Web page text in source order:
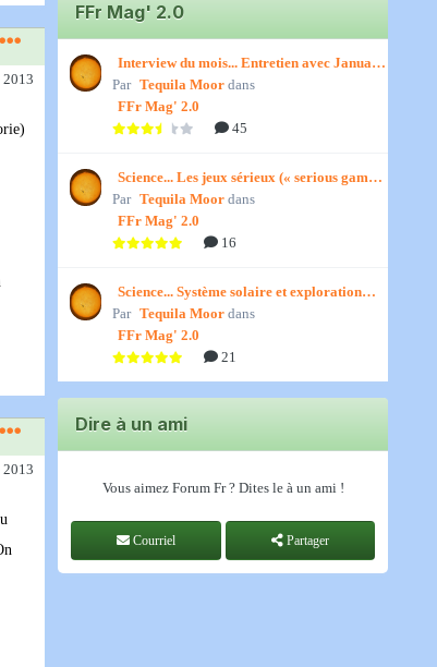
2013
2013
FFr Mag' 2.0
Interview du mois... Entretien avec January,
par Titenath
Par Tequila Moor dans
FFr Mag' 2.0
45
Science... Les jeux sérieux (« serious games
») par Jedino
Par Tequila Moor dans
FFr Mag' 2.0
16
Science... Système solaire et exploration
spatiale, par Jedino
Par Tequila Moor dans
FFr Mag' 2.0
21
Dire à un ami
Vous aimez Forum Fr ? Dites le à un ami !
Courriel Partager